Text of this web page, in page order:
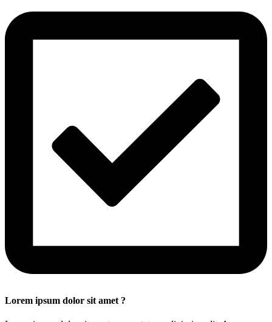
Lorem ipsum dolor sit amet ?